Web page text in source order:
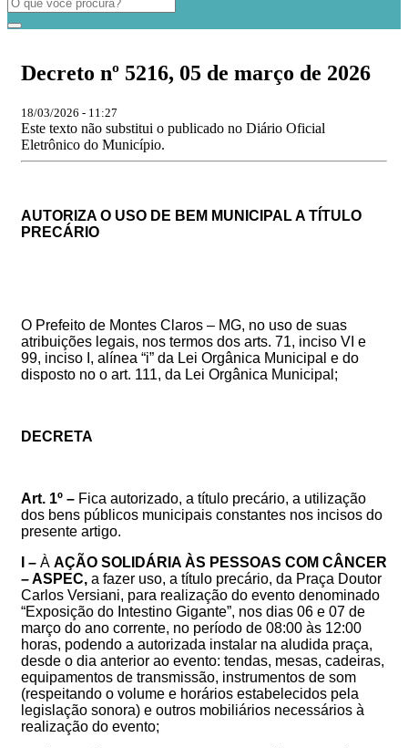
Decreto nº 5216, 05 de março de 2026
18/03/2026 - 11:27
Este texto não substitui o publicado no Diário Oficial
Eletrônico do Município.
AUTORIZA O USO DE BEM MUNICIPAL A TÍTULO
PRECÁRIO
O Prefeito de Montes Claros – MG, no uso de suas
atribuições legais, nos termos dos arts. 71, inciso VI e
99, inciso I, alínea “i” da Lei Orgânica Municipal e do
disposto no o art. 111, da Lei Orgânica Municipal ;
DECRETA
Art. 1º – Fica autorizado, a título precário, a utilização
dos bens públicos municipais constantes nos incisos do
presente artigo.
I – À AÇÃO SOLIDÁRIA ÀS PESSOAS COM CÂNCER
– ASPEC, a fazer uso, a título precário, da Praça Doutor
Carlos Versiani, para realização do evento denominado
“Exposição do Intestino Gigante”, nos dias 06 e 07 de
março do ano corrente, no período de 08:00 às 12:00
horas, podendo a autorizada instalar na aludida praça,
desde o dia anterior ao evento: tendas, mesas, cadeiras,
equipamentos de transmissão, instrumentos de som
(respeitando o volume e horários estabelecidos pela
legislação sonora) e outros mobiliários necessários à
realização do evento;